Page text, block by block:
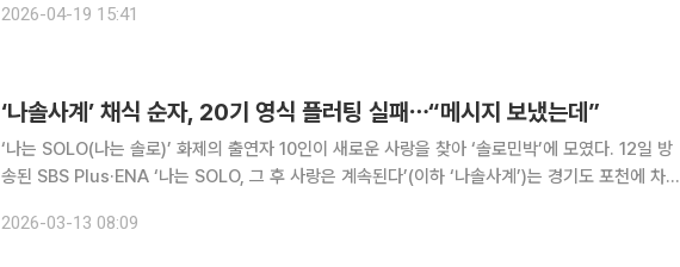
2026-04-19 15:41
‘나솔사계’ 채식 순자, 20기 영식 플러팅 실패⋯“메시지 보냈는데”
‘나는 SOLO(나는 솔로)’ 화제의 출연자 10인이 새로운 사랑을 찾아 ‘솔로민박’에 모였다. 12일 방
송된 SBS Plus·ENA ‘나는 SOLO, 그 후 사랑은 계속된다’(이하 ‘나솔사계’)는 경기도 포천에 차려
남은 ‘꽃미남’ 한의사인 13기
2026-03-13 08:09